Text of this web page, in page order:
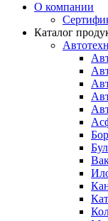
О компании
Каталог